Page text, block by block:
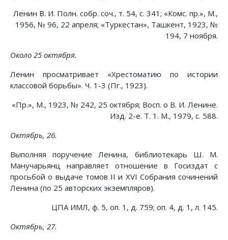
Ленин В. И. Полн. собр. соч., т. 54, с. 341; «Комс. пр.», М.,
1956, № 96, 22 апреля; «Туркестан», Ташкент, 1923, №
194, 7 ноября.
Около 25 октября.
Ленин просматривает «Хрестоматию по истории
классовой борьбы». Ч. 1-3 (Пг., 1923).
«Пр.», М., 1923, № 242, 25 октября; Восп. о В. И. Ленине.
Изд. 2-е. Т. 1. М., 1979, с. 588.
Октябрь, 26.
Выполняя поручение Ленина, библиотекарь Ш. М.
Манучарьянц направляет отношение в Госиздат с
просьбой о выдаче томов II и XVI Собрания сочинений
Ленина (по 25 авторских экземпляров).
ЦПА ИМЛ, ф. 5, оп. 1, д. 759; оп. 4, д. 1, л. 145.
Октябрь, 27.